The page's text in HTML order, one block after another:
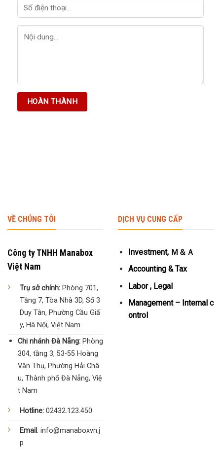
VỀ CHÚNG TÔI
Công ty TNHH Manabox
Việt Nam
Trụ sở chính: Phòng 701,
Tầng 7, Tòa Nhà 3D, Số 3
Duy Tân, Phường Cầu Giấ
y, Hà Nội, Việt Nam
Chi nhánh Đà Nẵng:Phòng
304, tầng 3, 53-55 Hoàng
Văn Thụ, Phường Hải Châ
u, Thành phố Đà Nẵng, Việ
t Nam
Hotline: 02432.123.450
Email: info@manaboxvn.j
p
DỊCH VỤ CUNG CẤP
Investment, Ｍ＆Ａ
Accounting & Tax
Labor , Legal
Management – Internal c
ontrol